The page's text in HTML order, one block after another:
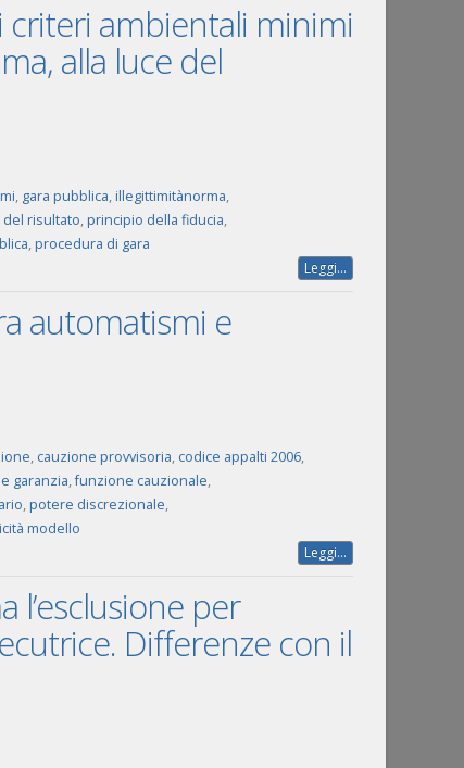
criteri ambientali minimi
alla luce del
, gara pubblica,illegittimitànorma,
risultato,principio della fiducia,
,procedura di gara
Leggi...
automatismi e
, cauzione provvisoria, codice appalti 2006,
garanzia,funzione cauzionale,
,potere discrezionale,
modello
Leggi...
l’esclusione per
Differenze con il